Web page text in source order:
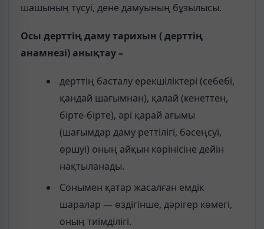
шашының түсуі, дене дамуының бұзылысы.
Осы дерттің даму тарихын ( дерттің
анамнезі) анықтау –
дерттің басталу ерекшіліктері (себебі,
қандай шағымнан), қалай (кенеттен,
бірте-бірте), әрі қарай ағымы
(шағымдар даму реттілігі, бәсеңсуі,
өршуі) оның айқын көрінісіне дейін
нақтыланады.
Сонымен қатар жасалған емдік
шаралар — өздігінше, дәрігер көмегі,
оның тиімділігі.